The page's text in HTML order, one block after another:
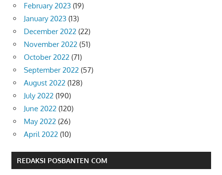
February 2023 (19)
January 2023 (13)
December 2022 (22)
November 2022 (51)
October 2022 (71)
September 2022 (57)
August 2022 (128)
July 2022 (190)
June 2022 (120)
May 2022 (26)
April 2022 (10)
REDAKSI POSBANTEN COM